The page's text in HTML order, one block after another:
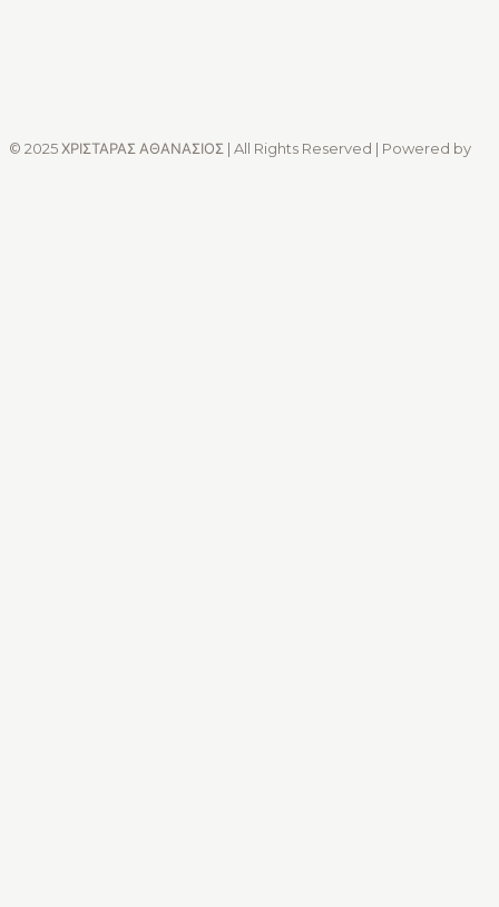
© 2025 ΧΡΙΣΤΑΡΑΣ ΑΘΑΝΑΣΙΟΣ | All Rights Reserved | Powered by